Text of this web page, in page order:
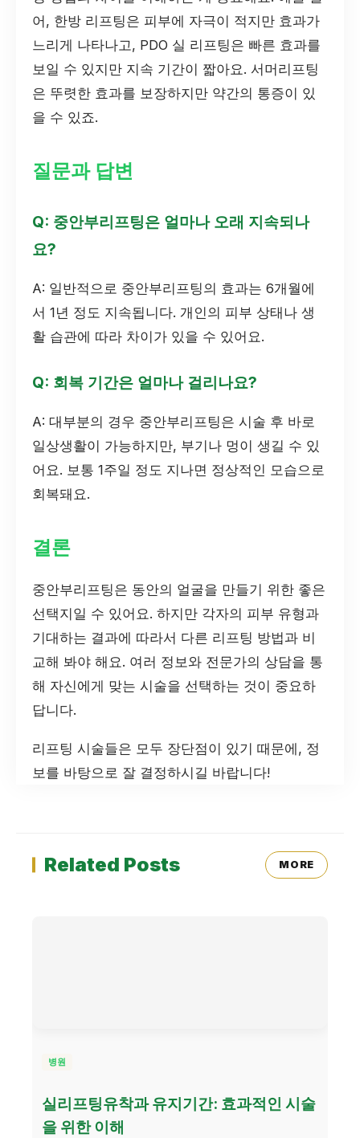
어, 한방 리프팅은 피부에 자극이 적지만 효과가
느리게 나타나고, PDO 실 리프팅은 빠른 효과를
보일 수 있지만 지속 기간이 짧아요. 서머리프팅
은 뚜렷한 효과를 보장하지만 약간의 통증이 있
을 수 있죠.
질문과 답변
Q: 중안부리프팅은 얼마나 오래 지속되나
요?
A: 일반적으로 중안부리프팅의 효과는 6개월에
서 1년 정도 지속됩니다. 개인의 피부 상태나 생
활 습관에 따라 차이가 있을 수 있어요.
Q: 회복 기간은 얼마나 걸리나요?
A: 대부분의 경우 중안부리프팅은 시술 후 바로
일상생활이 가능하지만, 부기나 멍이 생길 수 있
어요. 보통 1주일 정도 지나면 정상적인 모습으로
회복돼요.
결론
중안부리프팅은 동안의 얼굴을 만들기 위한 좋은
선택지일 수 있어요. 하지만 각자의 피부 유형과
기대하는 결과에 따라서 다른 리프팅 방법과 비
교해 봐야 해요. 여러 정보와 전문가의 상담을 통
해 자신에게 맞는 시술을 선택하는 것이 중요하
답니다.
리프팅 시술들은 모두 장단점이 있기 때문에, 정
보를 바탕으로 잘 결정하시길 바랍니다!
Related Posts MORE
병원
실리프팅유착과 유지기간: 효과적인 시술
을 위한 이해